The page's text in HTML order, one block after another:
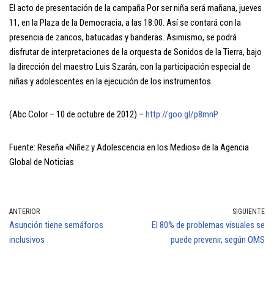
El acto de presentación de la campaña Por ser niña será mañana, jueves
11, en la Plaza de la Democracia, a las 18:00. Así se contará con la
presencia de zancos, batucadas y banderas. Asimismo, se podrá
disfrutar de interpretaciones de la orquesta de Sonidos de la Tierra, bajo
la dirección del maestro Luis Szarán, con la participación especial de
niñas y adolescentes en la ejecución de los instrumentos.
(Abc Color – 10 de octubre de 2012) – http://goo.gl/p8mnP
Fuente: Reseña «Niñez y Adolescencia en los Medios» de la Agencia
Global de Noticias
ANTERIOR
Asunción tiene semáforos
inclusivos
SIGUIENTE
El 80% de problemas visuales se
puede prevenir, según OMS